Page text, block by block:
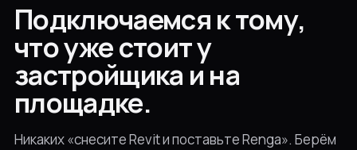
Подключаемся к тому,
что уже стоит у
застройщика и на
площадке.
Никаких «снесите Revit и поставьте Renga». Берём